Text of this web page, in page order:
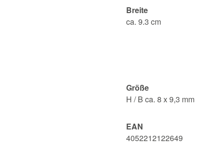
Breite
ca. 9.3 cm
Größe
H / B ca. 8 x 9,3 mm
EAN
4052212122649